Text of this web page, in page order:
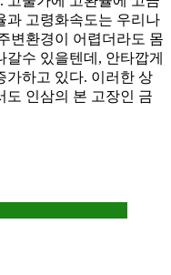
과 고령화속도는 우리나
변환경이 어렵더라도 몸
수 있을텐데, 안타깝게
가하고 있다. 이러한 상
도 인삼의 본 고장인 금